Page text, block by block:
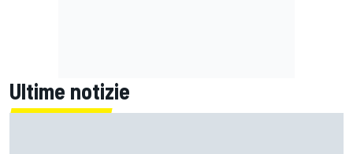
Ultime notizie